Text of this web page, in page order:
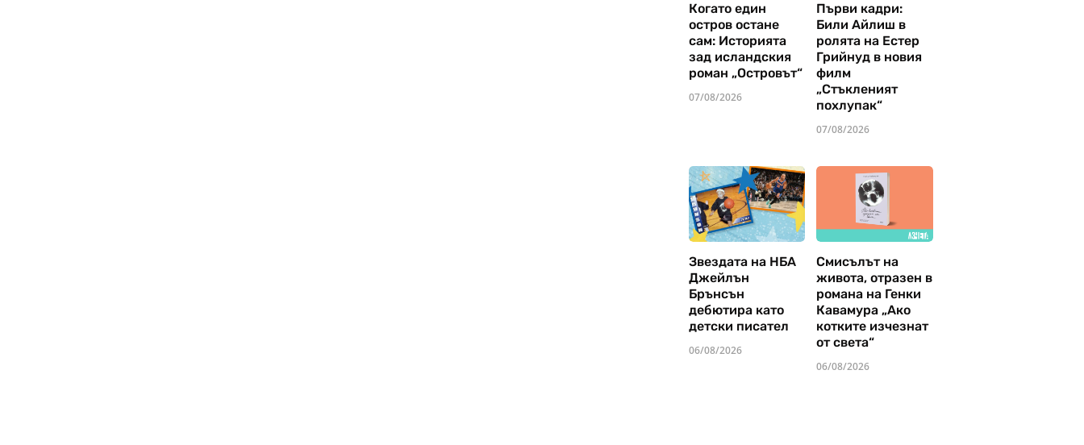
Когато един
остров остане
сам: Историята
зад исландския
роман „Островът“
07/08/2026
Първи кадри:
Били Айлиш в
ролята на Естер
Грийнуд в новия
филм
„Стъкленият
похлупак“
07/08/2026
Звездата на НБА
Джейлън
Брънсън
дебютира като
детски писател
06/08/2026
Смисълът на
живота, отразен в
романа на Генки
Кавамура „Ако
котките изчезнат
от света“
06/08/2026